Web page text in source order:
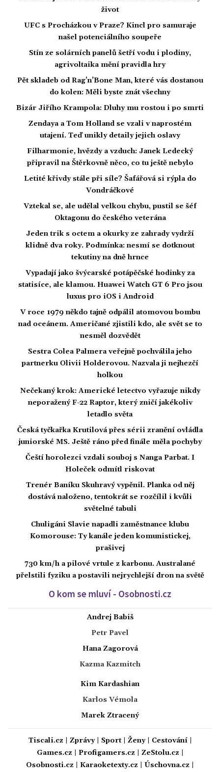
život
UFC s Procházkou v Praze? Kincl pro samuraje
našel potenciálního soupeře
Stín ze solárních panelů šetří vodu i plodiny,
agrivoltaika mění pravidla hry
Pět skladeb od Rag’n’Bone Man, které vás dostanou
do kolen: Měli byste znát všechny
Bizár Jiřího Krampola: Dluhy mu rostou i po smrti
Zendaya a Tom Holland se vzali v naprostém
utajení. Teď unikly detaily jejich oslavy
Filharmonie, hvězdy a vzduch: Janek Ledecký
připravil na Štěrkovně něco, co tu ještě nebylo
Letité křivdy stále při síle? Šafářová si rýpla do
Vondráčkové
Vztekal se, ale udělal velkou chybu, pustil se šéf
Oktagonu do českého veterána
Jeden trik s octem a okurky ze zahrady vydrží
klidně dva roky. Podmínka: nesmí se dotknout
tekutiny na dně hrnce
Vypadají jako švýcarské potápěčské hodinky za
statisíce, ale klamou. Huawei Watch GT 6 Pro jsou
luxus pro iOS i Android
V roce 1979 někdo tajně odpálil atomovou bombu
nad oceánem. Američané zjistili kdo, ale svět se to
nesměl dozvědět
Sestra Colea Palmera veřejně pochválila jeho
partnerku Olivii Holderovou. Nazvala ji nejhezčí
holkou
Nečekaný krok: Americké letectvo vyřazuje nikdy
neporažený F-22 Raptor, který zničí jakékoliv
letadlo světa
Česká tyčkařka Krutilová přes sérii zranění ovládla
juniorské MS. Ještě ráno před finále měla pochyby
Čeští horolezci vzdali souboj s Nanga Parbat. I
Holeček odmítl riskovat
Trenér Baníku Skuhravý vypěnil. Planka od něj
dostává naloženo, tentokrát se rozčílil i kvůli
světelné tabuli
Chuligáni Slavie napadli zaměstnance klubu
Komorouse: Ty kanále jeden komunistickej,
prašivej
730 km/h a pilové vrtule z karbonu. Australané
přelstili fyziku a postavili nejrychlejší dron na světě
O kom se mluví - Osobnosti.cz
Andrej Babiš
Petr Pavel
Hana Zagorová
Kazma Kazmitch
Kim Kardashian
Karlos Vémola
Marek Ztracený
Tiscali.cz Zprávy| Sport| Ženy| Cestování|
Games.cz
Profigamers.cz ZeStolu.cz
Osobnosti.cz
Karaoketexty.cz Úschovna.cz